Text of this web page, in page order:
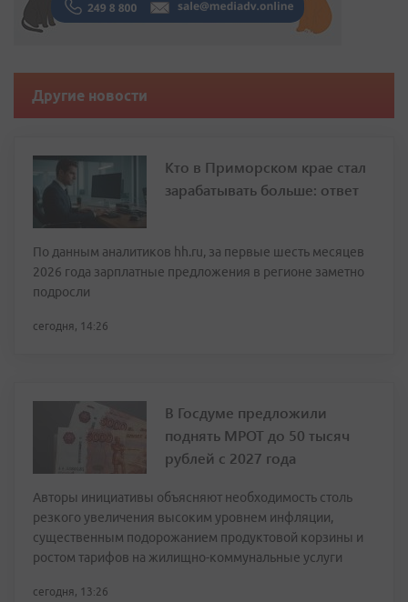
Другие новости
Кто в Приморском крае стал
зарабатывать больше: ответ
По данным аналитиков hh.ru, за первые шесть месяцев
2026 года зарплатные предложения в регионе заметно
подросли
сегодня, 14:26
В Госдуме предложили
поднять МРОТ до 50 тысяч
рублей с 2027 года
Авторы инициативы объясняют необходимость столь
резкого увеличения высоким уровнем инфляции,
существенным подорожанием продуктовой корзины и
ростом тарифов на жилищно-коммунальные услуги
сегодня, 13:26